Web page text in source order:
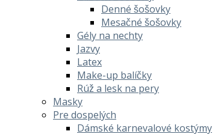
Denné šošovky
Mesačné šošovky
Gély na nechty
Jazvy
Latex
Make-up balíčky
Rúž a lesk na pery
Masky
Pre dospelých
Dámské karnevalové kostýmy